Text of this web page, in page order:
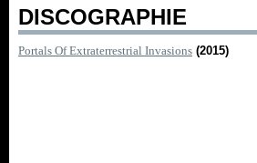
DISCOGRAPHIE
Portals Of Extraterrestrial Invasions (2015)